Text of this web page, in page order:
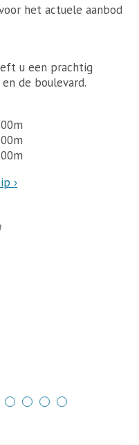
het actuele aanbod
u een prachtig
de boulevard.
›